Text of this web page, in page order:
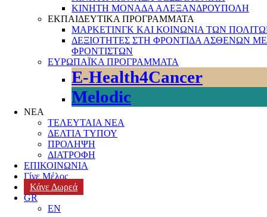
ΚΙΝΗΤΗ ΜΟΝΑΔΑ ΑΛΕΞΑΝΔΡΟΥΠΟΛΗ
ΕΚΠΑΙΔΕΥΤΙΚΑ ΠΡΟΓΡΑΜΜΑΤΑ
ΜΑΡΚΕΤΙΝΓΚ ΚΑΙ ΚΟΙΝΩΝΙΑ ΤΩΝ
ΔΕΞΙΟΤΗΤΕΣ ΣΤΗ ΦΡΟΝΤΙΔΑ ΑΣΘΕΝΩΝ
ΦΡΟΝΤΙΣΤΩΝ
ΕΥΡΩΠΑΪΚΑ ΠΡΟΓΡΑΜΜΑΤΑ
E-Health4Cancer
Melodic
ΝΕΑ
ΤΕΛΕΥΤΑΙΑ ΝΕΑ
ΔΕΛΤΙΑ ΤΥΠΟΥ
ΠΡΟΛΗΨΗ
ΔΙΑΤΡΟΦΗ
ΕΠΙΚΟΙΝΩΝΙΑ
Γίνε Μέλος
Κάνε Δωρεά
GR
EN
Μήνας Ευαισθητοποίησης για τον καρκίνο του μαστού,ΝΕΟΙ
ΕΝΗΛΙΚΕΣ ΜΕ ΚΑΡΚΙΝΟ,Οκτώβριος,ΠΑΡΑΓΟΝΤΕΣ
ΠΑΧΥΣΑΡΚΙΑ,ΠΕΡΙΒΑΛΛΟΝ,
ΠΛΗΡΟΦΟΡΗΣΗ,ΠΟΙΟΤΗΤΑ ΖΩΗΣ,ΣΩΜΑΤΙΚΗ ΑΣΚΗΣΗ,
Leave a comment
Οκτώβριοςείναι οΜήνας Ευαισθητοποίησης για τον
Καρκίνο του Μαστού — μια περίοδος για να μοιραζόμαστε
γνώση, να ενισχύουμε την πρόληψη και να θυμόμαστε τη σημασία
της έγκαιρης διάγνωσης. Ένα από τα πιο συχνά ερωτήματα είναι:
«Τι μπορώ να κάνω για να μειώσω τον κίνδυνο εμφάνισης καρκίνου
του μαστού;»
Η αλήθεια είναι ότι, ενώ δεν γνωρίζουμε την ακριβή αιτία του
καρκίνου του μαστού, η επιστημονική έρευνα έχει εντοπίσει
ορισμένους παράγοντες που αυξάνουν την πιθανότητα εμφάνισης.
Μερικοί από αυτούς είναι
σχετίζονται με τοντρόπο ζωής μας
τροποποιηθούν. Μαθαίνοντας ποιοι είναι, μπορούμε να πάρουμε τις
καλύτερες δυνατές αποφάσεις για την υγεία μας.